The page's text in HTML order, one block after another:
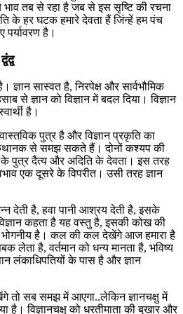
तब से रहा है जब से इस सृष्टि की रचना
के हर घटक हमारे देवता हैं जिंन्हें हम पंच
है।
ज्ञान सास्वत है, निरपेक्ष और सार्वभौमिक
से ज्ञान को विज्ञान में बदल दिया। विज्ञान
है।
पुत्र है और विज्ञान प्रकृति का
से समझ सकते हैं। दोनों कश्यप की
के पुत्र दैत्य और अदिति के देवता। इस तरह
एक दूसरे के विपरीत। उसी तरह ज्ञान
देती है, हवा पानी आश्रय देती है, इसके
कहता है यह वस्तु है, इसकी कोख की
भोगनीय है। कल की कल देखेंगे आज हमारा है
लेता है, वर्तमान को धन्य मानता है, भविष्य
लंकाधिपतियों के पास है और ज्ञान
तो सब समझ में आएगा..लेकिन ज्ञानचक्षु में
है। विज्ञानचक्षु को धरतीमाता की बुखार और